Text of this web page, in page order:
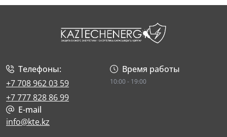
Телефоны:
+7 708 962 03 59
+7 777 828 86 99
Время работы
10:00 - 19:00
E-mail
info@kte.kz